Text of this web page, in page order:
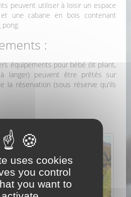
peuvent utiliser à loisir un espace
une cabane en bois contenant
:
équipements pour bébé (lit pliant,
langer) peuvent être prêtés sur
la réservation (sous réserve qu'ils
uses cookies
you control
you want to